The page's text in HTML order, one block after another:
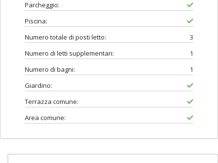
Parcheggio:
Piscina:
Numero totale di posti letto:
3
Numero di letti supplementari:
1
Numero di bagni:
1
Giardino:
Terrazza comune:
Area comune: